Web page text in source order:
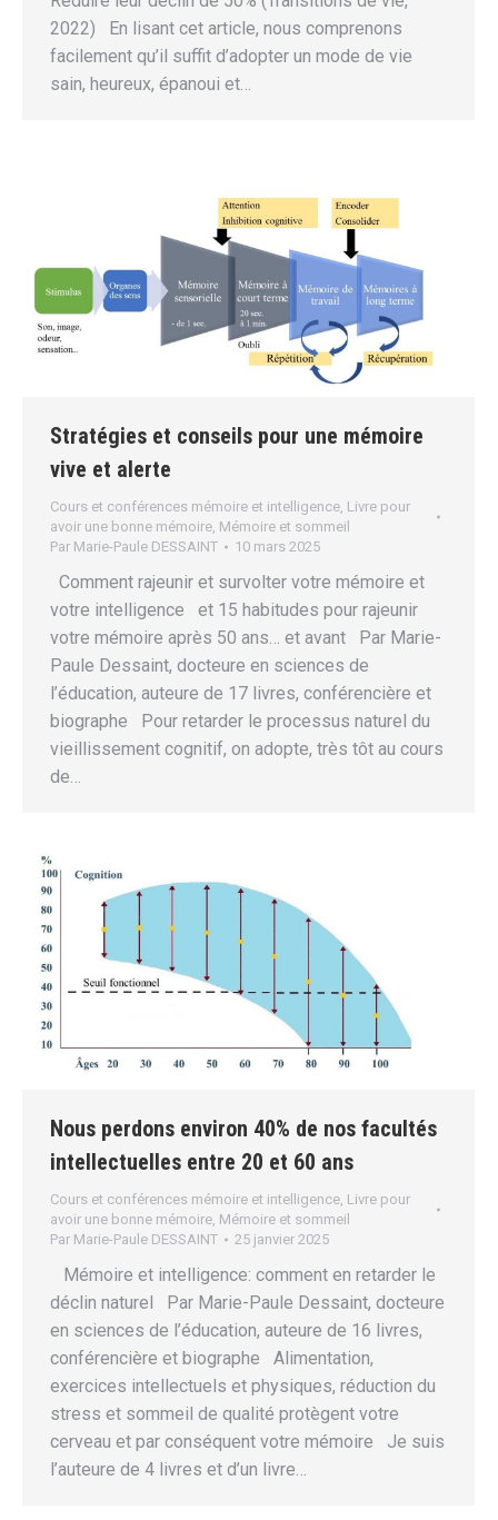
2022) En lisant cet article, nous comprenons
facilement qu’il suffit d’adopter un mode de vie
sain, heureux, épanoui et…
Stratégies et conseils pour une mémoire
vive et alerte
Cours et conférences mémoire et intelligence, Livre pour
avoir une bonne mémoire, Mémoire et sommeil
Par Marie-Paule DESSAINT 10 mars 2025
Comment rajeunir et survolter votre mémoire et
votre intelligence et 15 habitudes pour rajeunir
votre mémoire après 50 ans… et avant Par Marie-
Paule Dessaint, docteure en sciences de
l’éducation, auteure de 17 livres, conférencière et
biographe Pour retarder le processus naturel du
vieillissement cognitif, on adopte, très tôt au cours
de…
Nous perdons environ 40% de nos facultés
intellectuelles entre 20 et 60 ans
Cours et conférences mémoire et intelligence, Livre pour
avoir une bonne mémoire, Mémoire et sommeil
Par Marie-Paule DESSAINT 25 janvier 2025
Mémoire et intelligence: comment en retarder le
déclin naturel Par Marie-Paule Dessaint, docteure
en sciences de l’éducation, auteure de 16 livres,
conférencière et biographe Alimentation,
exercices intellectuels et physiques, réduction du
stress et sommeil de qualité protègent votre
cerveau et par conséquent votre mémoire Je suis
l’auteure de 4 livres et d’un livre…